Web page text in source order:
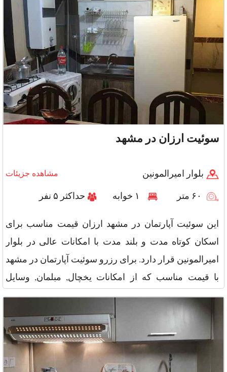
سوئیت ارزان در مشهد
بلوار امیرالمونین مشاهده جزیئات
حداکثر ۵ نفر
این سوئیت آپارتمان در مشهد ارزان قیمت مناسب برای
اسکان کوتاه مدت و بلند مدت با امکانات عالی در بلوار
امیرالمونین قرار دارد. برای رزرو سوئیت آپارتمان در مشهد
با قیمت مناسب که از امکانات یخچال, مبلمان, وسایل
آشپزی, اجاق گ